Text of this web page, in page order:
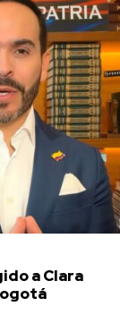
a Clara